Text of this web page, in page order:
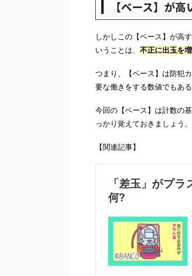
【ベース】が
しかしこの【ベース】が高
いうことは、 不正に出玉を
つまり、【ベース】は防犯
要な働きをする数値でもある
今回の【ベース】は計数の
っかり覚えておきましょう。
【関連記事】